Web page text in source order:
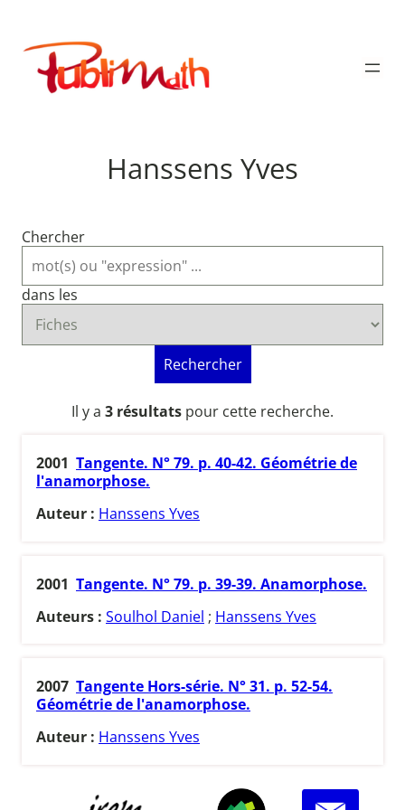
contenu
Publimath
Hanssens Yves
Chercher
dans les
Rechercher
Il y a 3 résultats pour cette recherche.
2001 Tangente. N° 79. p. 40-42. Géométrie de
l'anamorphose.
Auteur : Hanssens Yves
2001 Tangente. N° 79. p. 39-39. Anamorphose.
Auteurs : Soulhol Daniel ; Hanssens Yves
2007 Tangente Hors-série. N° 31. p. 52-54.
Géométrie de l'anamorphose.
Auteur : Hanssens Yves